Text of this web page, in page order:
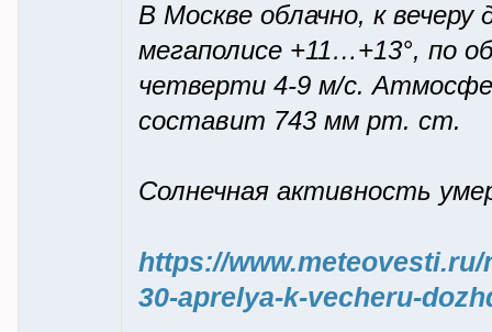
В Москве облачно, к
мегаполисе +11…+13°, по
четверти 4-9 м/с.
составит 743 мм рт. ст.
Солнечная активность
https://www.meteovesti.ru/
30-aprelya-k-vecheru-